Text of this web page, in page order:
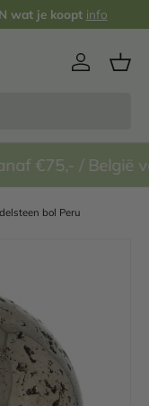
wat je koopt info
Inloggen
€75,- / België
bol Peru